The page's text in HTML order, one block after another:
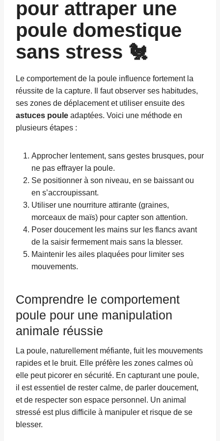
pour attraper une
poule domestique
sans stress 🐔
Le comportement de la poule influence fortement la
réussite de la capture. Il faut observer ses habitudes,
ses zones de déplacement et utiliser ensuite des
astuces poule adaptées. Voici une méthode en
plusieurs étapes :
Approcher lentement, sans gestes brusques, pour
ne pas effrayer la poule.
Se positionner à son niveau, en se baissant ou
en s’accroupissant.
Utiliser une nourriture attirante (graines,
morceaux de maïs) pour capter son attention.
Poser doucement les mains sur les flancs avant
de la saisir fermement mais sans la blesser.
Maintenir les ailes plaquées pour limiter ses
mouvements.
Comprendre le comportement
poule pour une manipulation
animale réussie
La poule, naturellement méfiante, fuit les mouvements
rapides et le bruit. Elle préfère les zones calmes où
elle peut picorer en sécurité. En capturant une poule,
il est essentiel de rester calme, de parler doucement,
et de respecter son espace personnel. Un animal
stressé est plus difficile à manipuler et risque de se
blesser.